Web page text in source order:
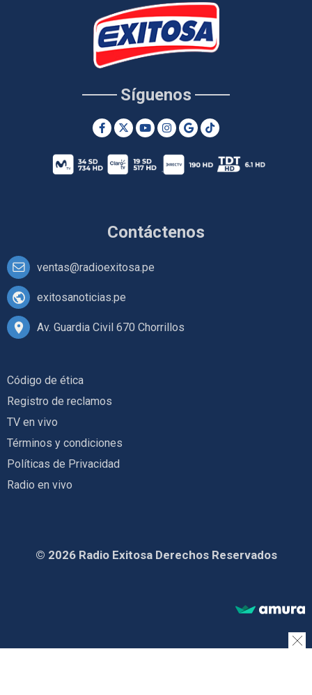
Contáctenos
ventas@radioexitosa.pe
exitosanoticias.pe
Av. Guardia Civil 670 Chorrillos
Síguenos
Código de ética
Registro de reclamos
TV en vivo
Términos y condiciones
Políticas de Privacidad
Radio en vivo
© 2026 Radio Exitosa Derechos Reservados